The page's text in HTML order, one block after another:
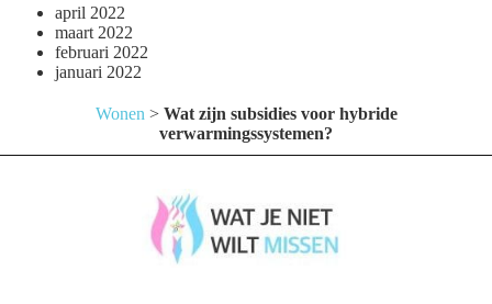
april 2022
maart 2022
februari 2022
januari 2022
Wonen > Wat zijn subsidies voor hybride
verwarmingssystemen?